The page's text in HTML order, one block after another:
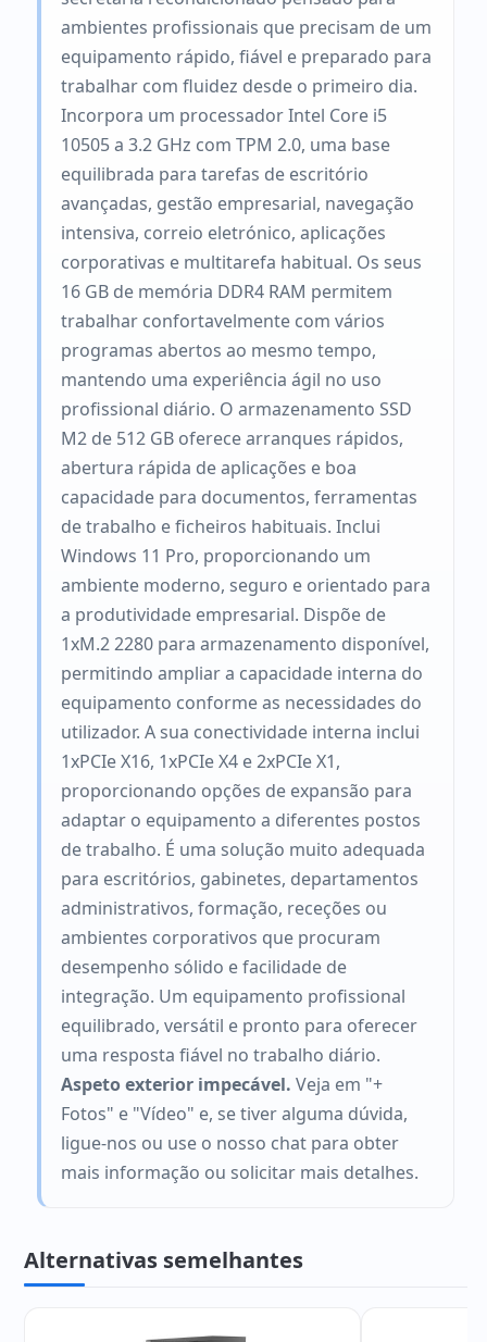
ambientes profissionais que precisam de um
equipamento rápido, fiável e preparado para
trabalhar com fluidez desde o primeiro dia.
Incorpora um processador Intel Core i5
10505 a 3.2 GHz com TPM 2.0, uma base
equilibrada para tarefas de escritório
avançadas, gestão empresarial, navegação
intensiva, correio eletrónico, aplicações
corporativas e multitarefa habitual. Os seus
16 GB de memória DDR4 RAM permitem
trabalhar confortavelmente com vários
programas abertos ao mesmo tempo,
mantendo uma experiência ágil no uso
profissional diário. O armazenamento SSD
M2 de 512 GB oferece arranques rápidos,
abertura rápida de aplicações e boa
capacidade para documentos, ferramentas
de trabalho e ficheiros habituais. Inclui
Windows 11 Pro, proporcionando um
ambiente moderno, seguro e orientado para
a produtividade empresarial. Dispõe de
1xM.2 2280 para armazenamento disponível,
permitindo ampliar a capacidade interna do
equipamento conforme as necessidades do
utilizador. A sua conectividade interna inclui
1xPCIe X16, 1xPCIe X4 e 2xPCIe X1,
proporcionando opções de expansão para
adaptar o equipamento a diferentes postos
de trabalho. É uma solução muito adequada
para escritórios, gabinetes, departamentos
administrativos, formação, receções ou
ambientes corporativos que procuram
desempenho sólido e facilidade de
integração. Um equipamento profissional
equilibrado, versátil e pronto para oferecer
uma resposta fiável no trabalho diário.
Aspeto exterior impecável. Veja em "+
Fotos" e "Vídeo" e, se tiver alguma dúvida,
ligue-nos ou use o nosso chat para obter
mais informação ou solicitar mais detalhes.
Alternativas semelhantes